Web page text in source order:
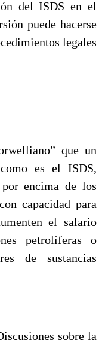
del ISDS en el
puede hacerse
legales
que un
es el ISDS,
encima de los
capacidad para
el salario
petrolíferas o
de sustancias
sobre la